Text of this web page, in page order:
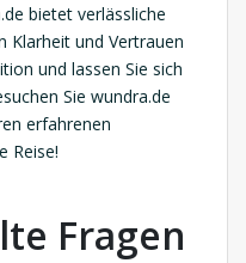
bietet verlässliche
Klarheit und Vertrauen
und lassen Sie sich
Sie wundra.de
erfahrenen
Reise!
Fragen